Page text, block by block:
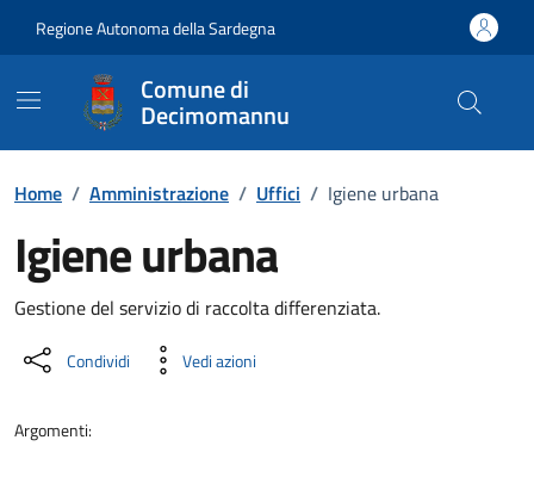
Regione Autonoma della Sardegna
Comune di
Decimomannu
Home / Amministrazione / Uffici / Igiene urbana
Igiene urbana
Dettaglio dell'unità
Gestione del servizio di raccolta differenziata.
Condividi Vedi azioni
Argomenti: